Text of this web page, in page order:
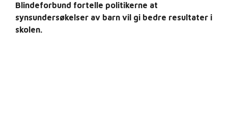
Blindeforbund fortelle politikerne at
synsundersøkelser av barn vil gi bedre resultater i
skolen.